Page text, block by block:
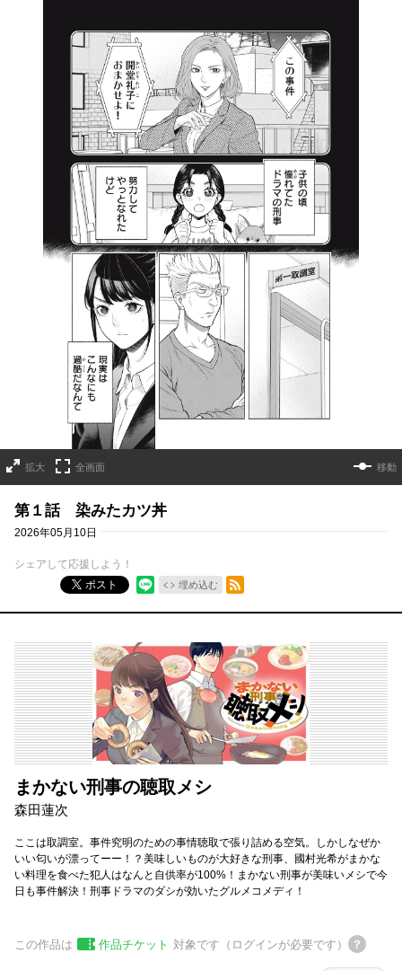
拡大 全画面 移動
第１話 染みたカツ丼
2026年05月10日
シェアして応援しよう！
ポスト
埋め込む
RSSフィード
まかない刑事の聴取メシ
森田蓮次
ここは取調室。事件究明のための事情聴取で張り詰める空気。しかしなぜか
いい匂いが漂ってーー！？美味しいものが大好きな刑事、國村光希がまかな
い料理を食べた犯人はなんと自供率が100%！まかない刑事が美味いメシで今
日も事件解決！刑事ドラマのダシが効いたグルメコメディ！
この作品は 作品チケット 対象です（ログインが必要です）